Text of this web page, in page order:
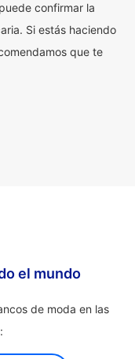
confirmar la
Si estás haciendo
que te
el mundo
de moda en las